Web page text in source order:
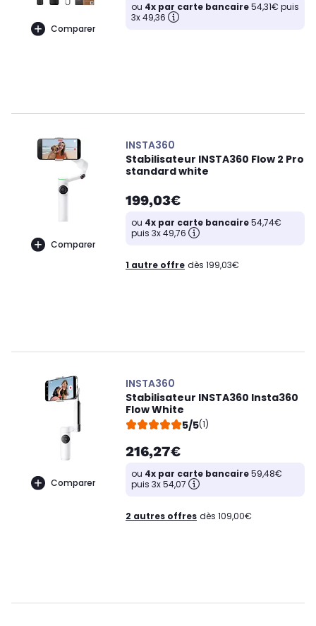
Comparer
ou 4x par carte bancaire54,31€ puis
3x 49,36
Comparer
INSTA360
Stabilisateur INSTA360 Flow 2 Pro
standard white
199,03€
ou 4x par carte bancaire54,74€
puis 3x 49,76
1 autre offre dès 199,03€
Comparer
INSTA360
Stabilisateur INSTA360 Insta360
Flow White
5/5(1)
216,27€
ou 4x par carte bancaire59,48€
puis 3x 54,07
2 autres offres dès 109,00€